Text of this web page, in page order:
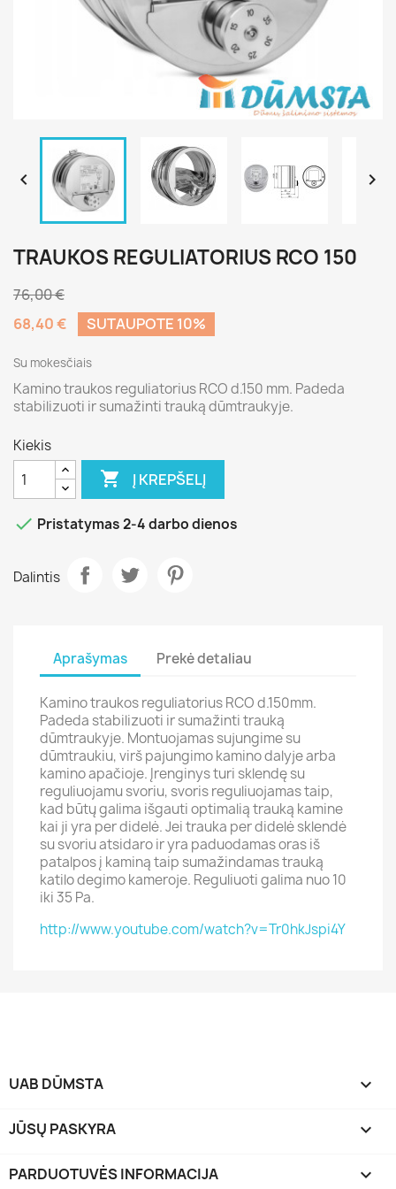
 
TRAUKOS REGULIATORIUS RCO 150
76,00 €
68,40 €
SUTAUPOTE 10%
Su mokesčiais
Kamino traukos reguliatorius RCO d.150 mm. Padeda
stabilizuoti ir sumažinti trauką dūmtraukyje.
Kiekis
 Į KREPŠELĮ
 Pristatymas 2-4 darbo dienos
Dalintis
Aprašymas Prekė detaliau
Kamino traukos reguliatorius RCO d.150mm.
Padeda stabilizuoti ir sumažinti trauką
dūmtraukyje. Montuojamas sujungime su
dūmtraukiu, virš pajungimo kamino dalyje arba
kamino apačioje. Įrenginys turi sklendę su
reguliuojamu svoriu, svoris reguliuojamas taip,
kad būtų galima išgauti optimalią trauką kamine
kai ji yra per didelė. Jei trauka per didelė sklendė
su svoriu atsidaro ir yra paduodamas oras iš
patalpos į kaminą taip sumažindamas trauką
katilo degimo kameroje. Reguliuoti galima nuo 10
iki 35 Pa.
http://www.youtube.com/watch?v=Tr0hkJspi4Y
UAB DŪMSTA 
JŪSŲ PASKYRA 
PARDUOTUVĖS INFORMACIJA keyboard_arrow_down